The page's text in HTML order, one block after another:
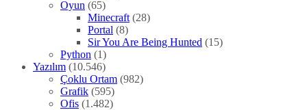
Oyun (65)
Minecraft (28)
Portal (8)
Sir You Are Being Hunted (15)
Python (1)
Yazılım (10.546)
Çoklu Ortam (982)
Grafik (595)
Ofis (1.482)